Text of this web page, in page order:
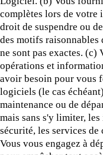
complètes lors de
droit de suspendre ou
des motifs
ne sont pas exactes.
opérations et
avoir besoin pour vous
logiciels (le cas
maintenance ou de
mais sans s'y limiter,
sécurité, les services
Vous vous engagez à